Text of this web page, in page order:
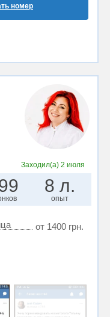
номер
Заходил(а) 2 июля
8 л.
опыт
от 1400 грн.